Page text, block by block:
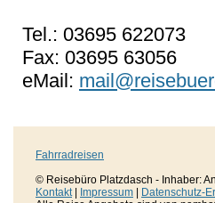
Tel.: 03695 622073
Fax: 03695 63056
eMail:
Fahrradreisen
© Reisebüro Platzdasch - Inhaber:
Kontakt| Impressum
Datenschutz-